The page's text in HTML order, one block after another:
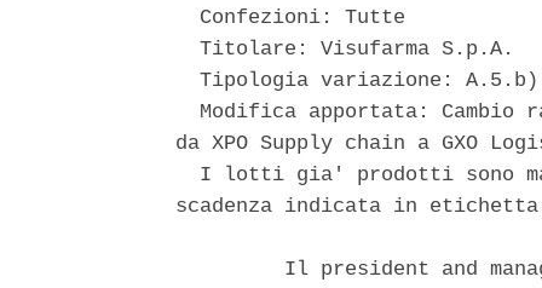
  Confezioni: Tutte
  Titolare: Visufarma S.p.A.
Tipologia variazione:
Modifica apportata: Cambio
da XPO Supply chain a GXO
I lotti gia' prodotti sono
scadenza indicata in
Il president and